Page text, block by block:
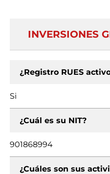
INVERSIONES
¿Registro RUES
Si
¿Cuál es su NIT?
901868994
¿Cuáles son sus